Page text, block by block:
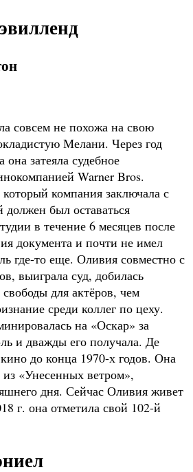
совсем не похожа на свою
Мелани. Через год
затеяла судебное
Warner Bros.
компания заключала с
должен был оставаться
в течение 6 месяцев после
документа и почти не имел
где-то еще. Оливия совместно с
выиграла суд, добилась
для актёров, чем
среди коллег по цеху.
на «Оскар» за
и дважды его получала. Де
до конца 1970-х годов. Она
из «Унесенных ветром»,
дня. Сейчас Оливия живет
г. она отметила свой 102-й